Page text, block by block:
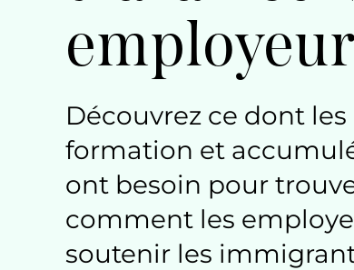
Découvrez ce dont
formation et
ont besoin pour
comment les
soutenir les